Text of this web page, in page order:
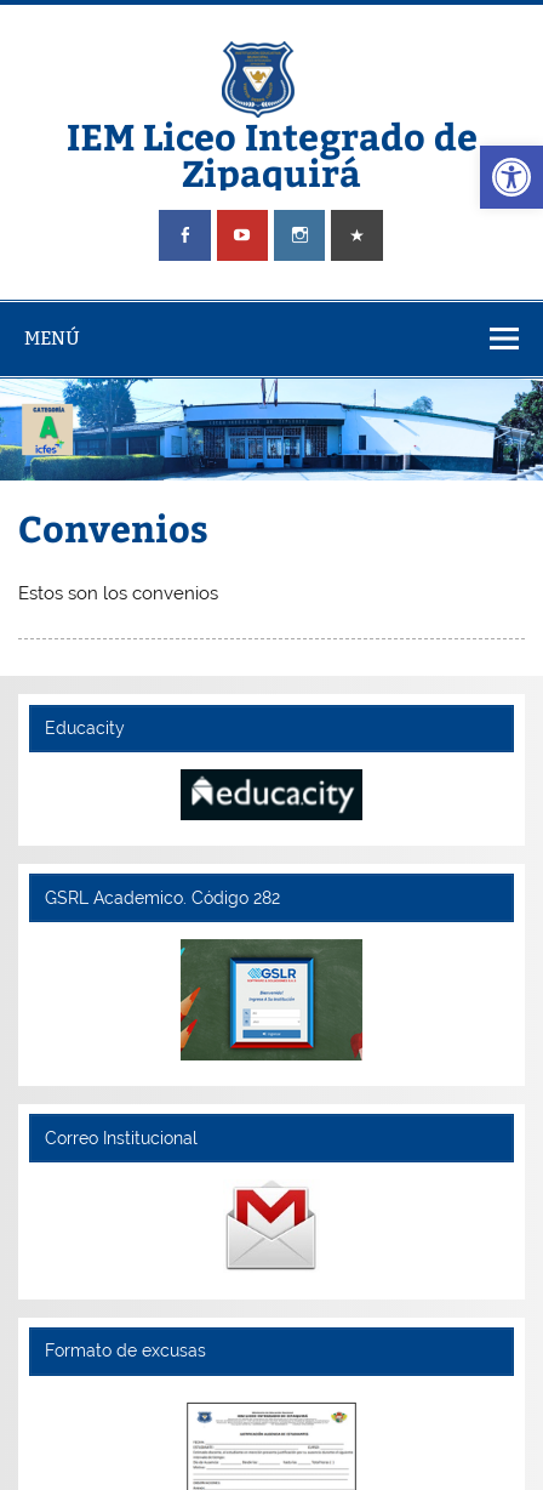
Abrir
Saltar
IEM Liceo Integrado de
Zipaquirá
Pagina del Liceo Integrado Zipaquira
MENÚ
Convenios
Estos son los convenios
Educacity
GSRL Academico. Código 282
Correo Institucional
Formato de excusas